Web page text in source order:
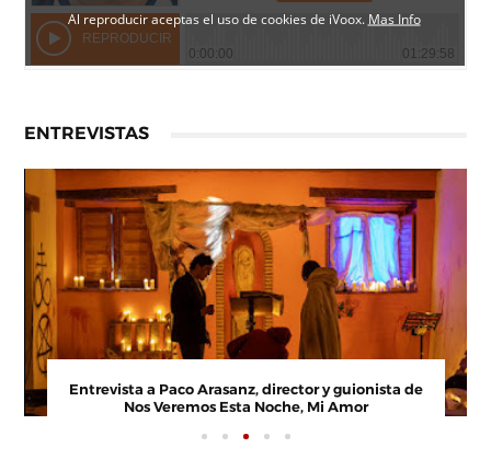
ENTREVISTAS
Entrevista a Paco Arasanz, director y guionista de
Nos Veremos Esta Noche, Mi Amor